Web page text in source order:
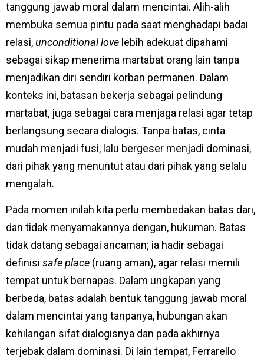
tanggung jawab moral dalam mencintai. Alih-alih
membuka semua pintu pada saat menghadapi badai
relasi,unconditional love lebih adekuat dipahami
sebagai sikap menerima martabat orang lain tanpa
menjadikan diri sendiri korban permanen. Dalam
konteks ini, batasan bekerja sebagai pelindung
martabat, juga sebagai cara menjaga relasi agar tetap
berlangsung secara dialogis. Tanpa batas, cinta
mudah menjadi fusi, lalu bergeser menjadi dominasi,
dari pihak yang menuntut atau dari pihak yang selalu
mengalah.
Pada momen inilah kita perlu membedakan batas dari,
dan tidak menyamakannya dengan, hukuman. Batas
tidak datang sebagai ancaman; ia hadir sebagai
definisi safe place (ruang aman), agar relasi memili
tempat untuk bernapas. Dalam ungkapan yang
berbeda, batas adalah bentuk tanggung jawab moral
dalam mencintai yang tanpanya, hubungan akan
kehilangan sifat dialogisnya dan pada akhirnya
terjebak dalam dominasi. Di lain tempat, Ferrarello